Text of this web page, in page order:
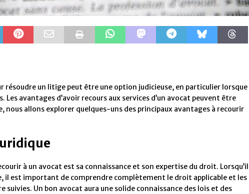
résoudre un litige peut être une option judicieuse, en particulier lorsque
avantages d’avoir recours aux services d’un avocat peuvent être
nous allons explorer quelques-uns des principaux avantages à recourir
à un avocat est sa connaissance et son expertise du droit. Lorsqu’il
il est important de comprendre complètement le droit applicable et les
suivies. Un bon avocat aura une solide connaissance des lois et des